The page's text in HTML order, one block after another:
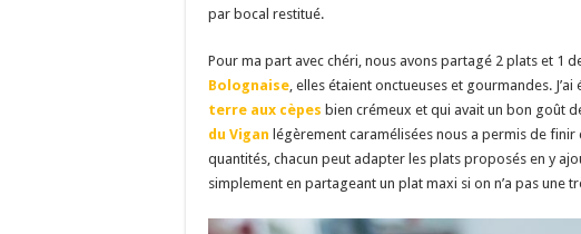
par bocal restitué.
Pour ma part avec chéri, nous avons partagé 2 plats et 1
Bolognaise, elles étaient onctueuses et gourmandes.
terre aux cèpes bien crémeux et qui avait un bon goût
du Vigan légèrement caramélisées nous a permis de
quantités, chacun peut adapter les plats proposés en y
simplement en partageant un plat maxi si on n’a pas une